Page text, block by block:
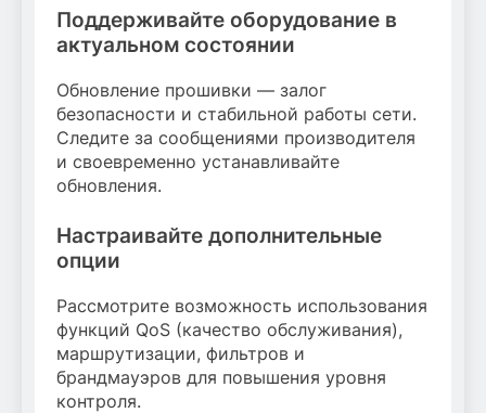
Поддерживайте оборудование в
актуальном состоянии
Обновление прошивки — залог
безопасности и стабильной работы сети.
Следите за сообщениями производителя
и своевременно устанавливайте
обновления.
Настраивайте дополнительные
опции
Рассмотрите возможность использования
функций QoS (качество обслуживания),
маршрутизации, фильтров и
брандмауэров для повышения уровня
контроля.